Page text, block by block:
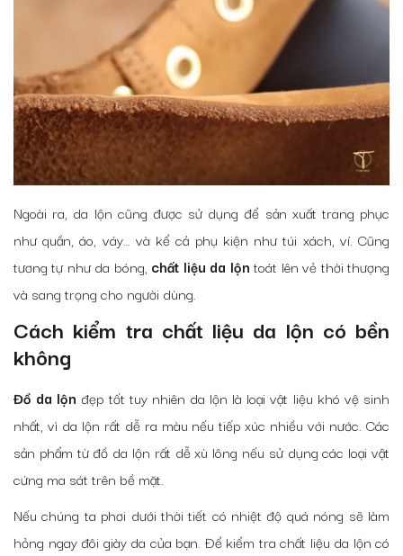
Ngoài ra, da lộn cũng được sử dụng để sản xuất trang phục
như quần, áo, váy… và kể cả phụ kiện như túi xách, ví. Cũng
tương tự như da bóng, chất liệu da lộn toát lên vẻ thời thượng
và sang trọng cho người dùng.
Cách kiểm tra chất liệu da lộn có bền
không
Đồ da lộn đẹp tốt tuy nhiên da lộn là loại vật liệu khó vệ sinh
nhất, vì da lộn rất dễ ra màu nếu tiếp xúc nhiều với nước. Các
sản phẩm từ đồ da lộn rất dễ xù lông nếu sử dụng các loại vật
cứng ma sát trên bề mặt.
Nếu chúng ta phơi dưới thời tiết có nhiệt độ quá nóng sẽ làm
hỏng ngay đôi giày da của bạn. Để kiểm tra chất liệu da lộn có